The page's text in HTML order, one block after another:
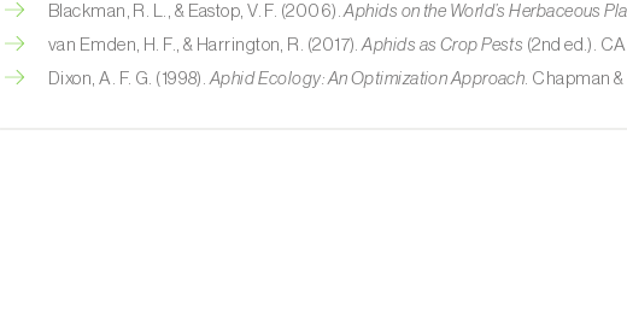
Blackman, R. L., & Eastop, V. F. (2006).Aphids on the World’s Herbaceous
van Emden, H. F., & Harrington, R. (2017).Aphids as Crop Pests (2nd ed.).
Dixon, A. F. G. (1998). Aphid Ecology: An Optimization Approach . Chapman &